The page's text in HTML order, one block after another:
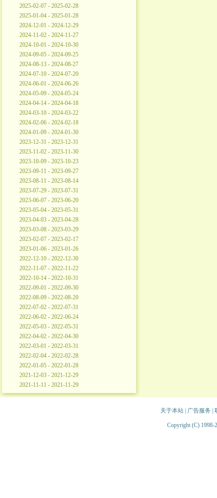
2025-02-07 - 2025-02-28
2025-01-04 - 2025-01-28
2024-12-01 - 2024-12-29
2024-11-02 - 2024-11-27
2024-10-01 - 2024-10-30
2024-09-05 - 2024-09-25
2024-08-13 - 2024-08-27
2024-07-10 - 2024-07-20
2024-06-01 - 2024-06-26
2024-05-09 - 2024-05-24
2024-04-14 - 2024-04-18
2024-03-10 - 2024-03-22
2024-02-06 - 2024-02-18
2024-01-09 - 2024-01-30
2023-12-31 - 2023-12-31
2023-11-02 - 2023-11-30
2023-10-09 - 2023-10-23
2023-09-11 - 2023-09-27
2023-08-11 - 2023-08-14
2023-07-29 - 2023-07-31
2023-06-07 - 2023-06-20
2023-05-04 - 2023-05-31
2023-04-03 - 2023-04-28
2023-03-08 - 2023-03-29
2023-02-07 - 2023-02-17
2023-01-06 - 2023-01-26
2022-12-10 - 2022-12-30
2022-11-07 - 2022-11-22
2022-10-14 - 2022-10-31
2022-09-01 - 2022-09-30
2022-08-09 - 2022-08-20
2022-07-02 - 2022-07-31
2022-06-02 - 2022-06-24
2022-05-03 - 2022-05-31
2022-04-02 - 2022-04-30
2022-03-01 - 2022-03-31
2022-02-04 - 2022-02-28
2022-01-05 - 2022-01-28
2021-12-03 - 2021-12-29
2021-11-11 - 2021-11-29
关于本站| 广告服务
Copyright (C) 1998-